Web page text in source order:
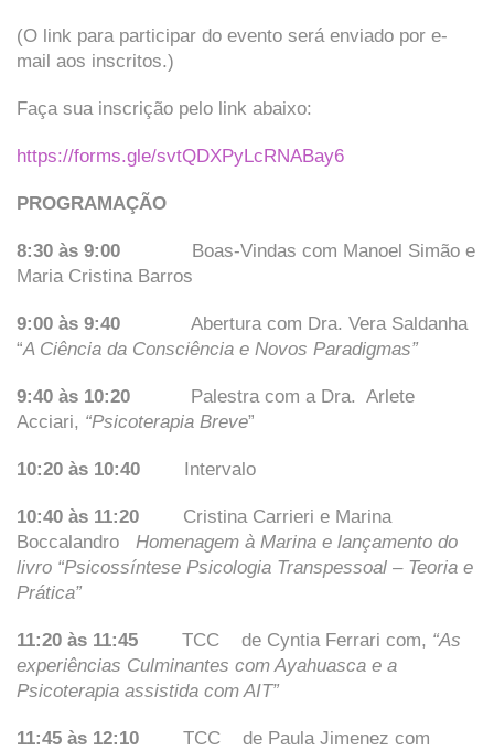
(O link para participar do evento será enviado por e-
mail aos inscritos.)
Faça sua inscrição pelo link abaixo:
https://forms.gle/svtQDXPyLcRNABay6
PROGRAMAÇÃO
8:30 às 9:00 Boas-Vindas com Manoel Simão e
Maria Cristina Barros
9:00 às 9:40
Abertura com Dra. Vera Saldanha
“A Ciência da Consciência e Novos Paradigmas”
9:40 às 10:20 Palestra com a Dra. Arlete
Acciari, “Psicoterapia Breve”
10:20 às 10:40 Intervalo
10:40 às 11:20 Cristina Carrieri e Marina
Boccalandro Homenagem à Marina e lançamento do
livro “Psicossíntese Psicologia Transpessoal – Teoria e
Prática”
11:20 às 11:45 TCC de Cyntia Ferrari com, “As
experiências Culminantes com Ayahuasca e a
Psicoterapia assistida com AIT”
11:45 às 12:10 TCC de Paula Jimenez com